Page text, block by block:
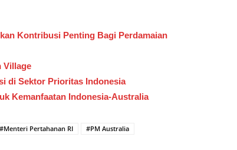
Kontribusi Penting Bagi Perdamaian
Village
di Sektor Prioritas Indonesia
Kemanfaatan Indonesia-Australia
#Menteri Pertahanan RI #PM Australia